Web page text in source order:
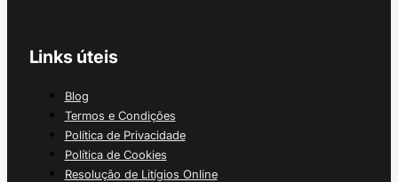
Links úteis
Blog
Termos e Condições
Política de Privacidade
Política de Cookies
Resolução de Litígios Online